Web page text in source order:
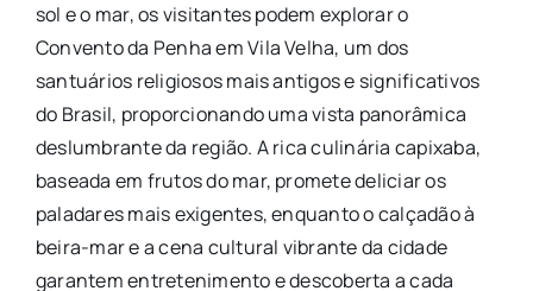
sol e o mar, os visitantes podem explorar o
Convento da Penha em Vila Velha, um dos
santuários religiosos mais antigos e significativos
do Brasil, proporcionando uma vista panorâmica
deslumbrante da região. A rica culinária capixaba,
baseada em frutos do mar, promete deliciar os
paladares mais exigentes, enquanto o calçadão à
beira-mar e a cena cultural vibrante da cidade
garantem entretenimento e descoberta a cada